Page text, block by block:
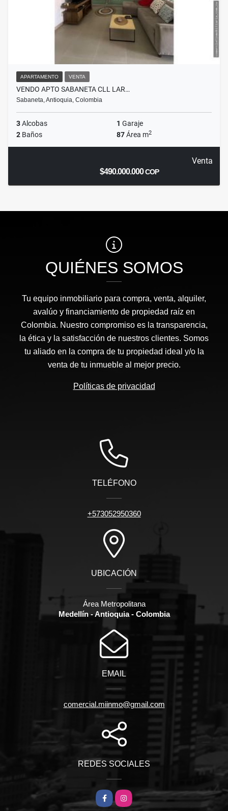
APARTAMENTO VENTA
VENDO APTO SABANETA CLL LAR…
Sabaneta, Antioquia, Colombia
3Alcobas 1 Garaje
2 Baños 87Área m2
Venta
$490.000.000COP
QUIÉNES SOMOS
Tu equipo inmobiliario para compra, venta, alquiler,
avalúo y financiamiento de propiedad raíz en
Colombia. Nuestro compromiso es la transparencia,
la ética y la satisfacción de nuestros clientes. Somos
tu aliado en la compra de tu propiedad ideal y/o la
venta de tu inmueble al mejor precio.
Políticas de privacidad
TELÉFONO
+573052950360
UBICACIÓN
Área Metropolitana
Medellín - Antioquia - Colombia
EMAIL
comercial.miinmo@gmail.com
REDES SOCIALES
FacebookInstagram